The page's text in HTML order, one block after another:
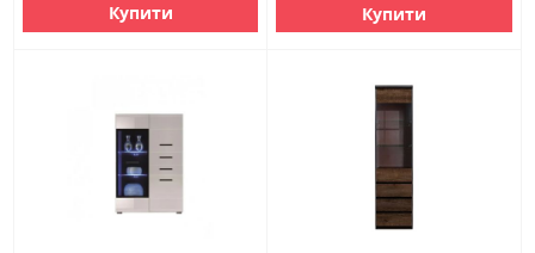
Купити Купити